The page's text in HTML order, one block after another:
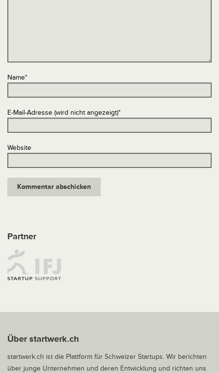
Name*
E-Mail-Adresse (wird nicht angezeigt)*
Website
Partner
Über startwerk.ch
startwerk.ch ist die Plattform für Schweizer Startups. Wir berichten
über junge Unternehmen und deren Entwicklung und richten uns